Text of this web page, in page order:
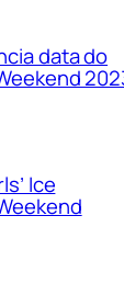
data do
Ice